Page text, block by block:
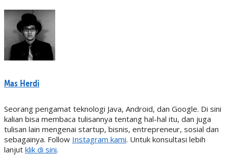
Mas Herdi
Seorang pengamat teknologi Java, Android, dan Google. Di sini
kalian bisa membaca tulisannya tentang hal-hal itu, dan juga
tulisan lain mengenai startup, bisnis, entrepreneur, sosial dan
sebagainya. Follow Instagram kami. Untuk konsultasi lebih
lanjut klik di sini.